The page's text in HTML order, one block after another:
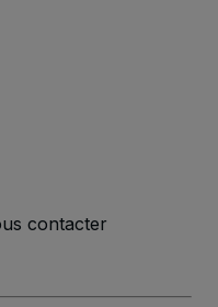
contacter